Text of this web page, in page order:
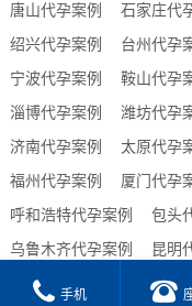
唐山代孕案例
石家庄代
绍兴代孕案例
台州代孕
宁波代孕案例
鞍山代孕
淄博代孕案例
潍坊代孕
济南代孕案例
太原代孕
福州代孕案例
厦门代孕
呼和浩特代孕案例
包头
乌鲁木齐代孕案例
昆明
贵阳代孕案例
合肥代孕
手机